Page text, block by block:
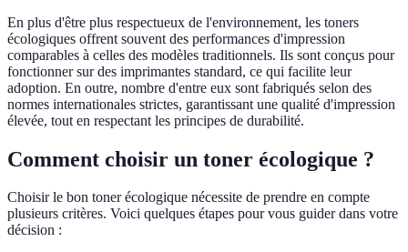
En plus d'être plus respectueux de l'environnement, les toners
écologiques offrent souvent des performances d'impression
comparables à celles des modèles traditionnels. Ils sont conçus pour
fonctionner sur des imprimantes standard, ce qui facilite leur
adoption. En outre, nombre d'entre eux sont fabriqués selon des
normes internationales strictes, garantissant une qualité d'impression
élevée, tout en respectant les principes de durabilité.
Comment choisir un toner écologique ?
Choisir le bon toner écologique nécessite de prendre en compte
plusieurs critères. Voici quelques étapes pour vous guider dans votre
décision :